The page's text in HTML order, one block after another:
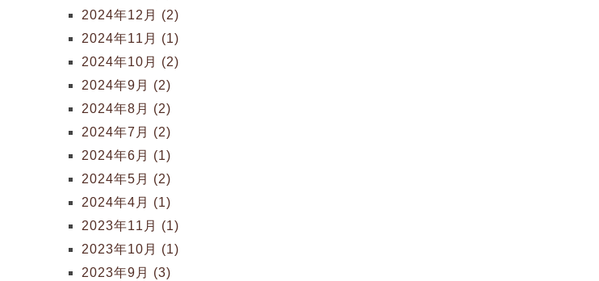
2024年12月 (2)
2024年11月 (1)
2024年10月 (2)
2024年9月 (2)
2024年8月 (2)
2024年7月 (2)
2024年6月 (1)
2024年5月 (2)
2024年4月 (1)
2023年11月 (1)
2023年10月 (1)
2023年9月 (3)